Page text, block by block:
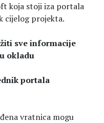
koja stoji iza portala
cijelog projekta.
sve informacije
okladu
portala
vratnica mogu